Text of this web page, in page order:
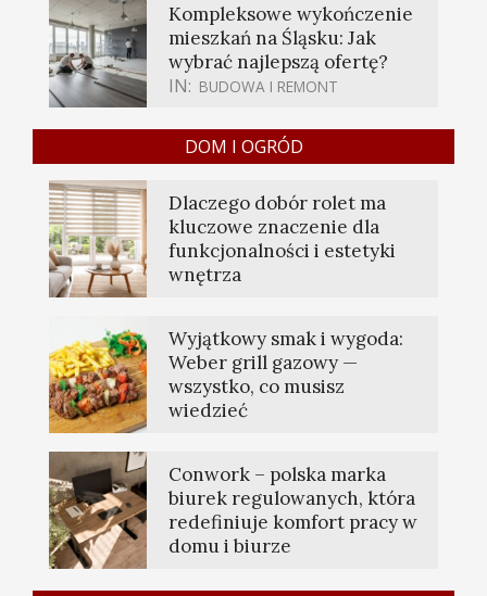
Kompleksowe wykończenie
mieszkań na Śląsku: Jak
wybrać najlepszą ofertę?
IN: BUDOWA I REMONT
DOM I OGRÓD
Dlaczego dobór rolet ma
kluczowe znaczenie dla
funkcjonalności i estetyki
wnętrza
Wyjątkowy smak i wygoda:
Weber grill gazowy —
wszystko, co musisz
wiedzieć
Conwork – polska marka
biurek regulowanych, która
redefiniuje komfort pracy w
domu i biurze